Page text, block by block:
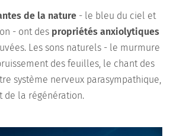
de la nature - le bleu du ciel et
- ont des propriétés anxiolytiques
Les sons naturels - le murmure
des feuilles, le chant des
système nerveux parasympathique,
de la régénération.